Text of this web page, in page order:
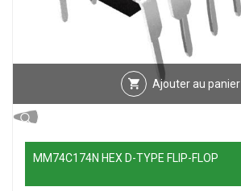
Ajouter au panier
MM74C174N HEX D-TYPE FLIP-FLOP